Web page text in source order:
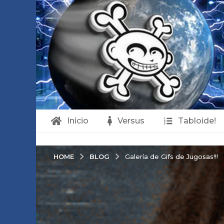
Inicio Versus Tabloide!
HOME BLOG Galería de Gifs de Jugosas!!!